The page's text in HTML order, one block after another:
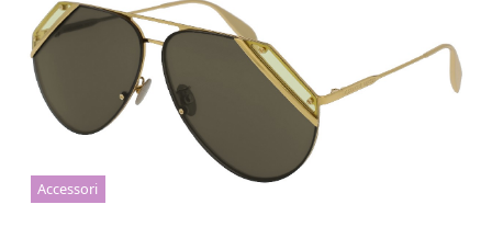
Accessori